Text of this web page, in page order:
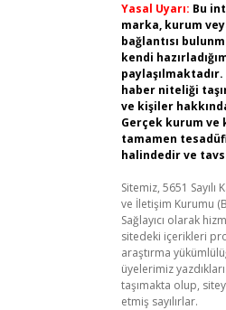
Yasal Uyarı: Bu
marka, kurum
bağlantısı
kendi
haber niteliği
ve kişiler
Gerçek kurum
tamamen
halindedir ve
Sitemiz, 5651
ve İletişim Kurumu
Sağlayıcı olarak
sitedeki içerikleri
araştırma
üyelerimiz
taşımakta olup,
etmiş sayılırlar.